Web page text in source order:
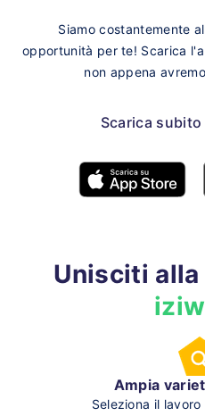
Siamo costantemente
opportunità per te! Scarica
non appena
Scarica
Unisciti
Ampia
Seleziona il